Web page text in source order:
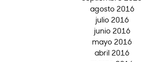
agosto 2016
julio 2016
junio 2016
mayo 2016
abril 2016